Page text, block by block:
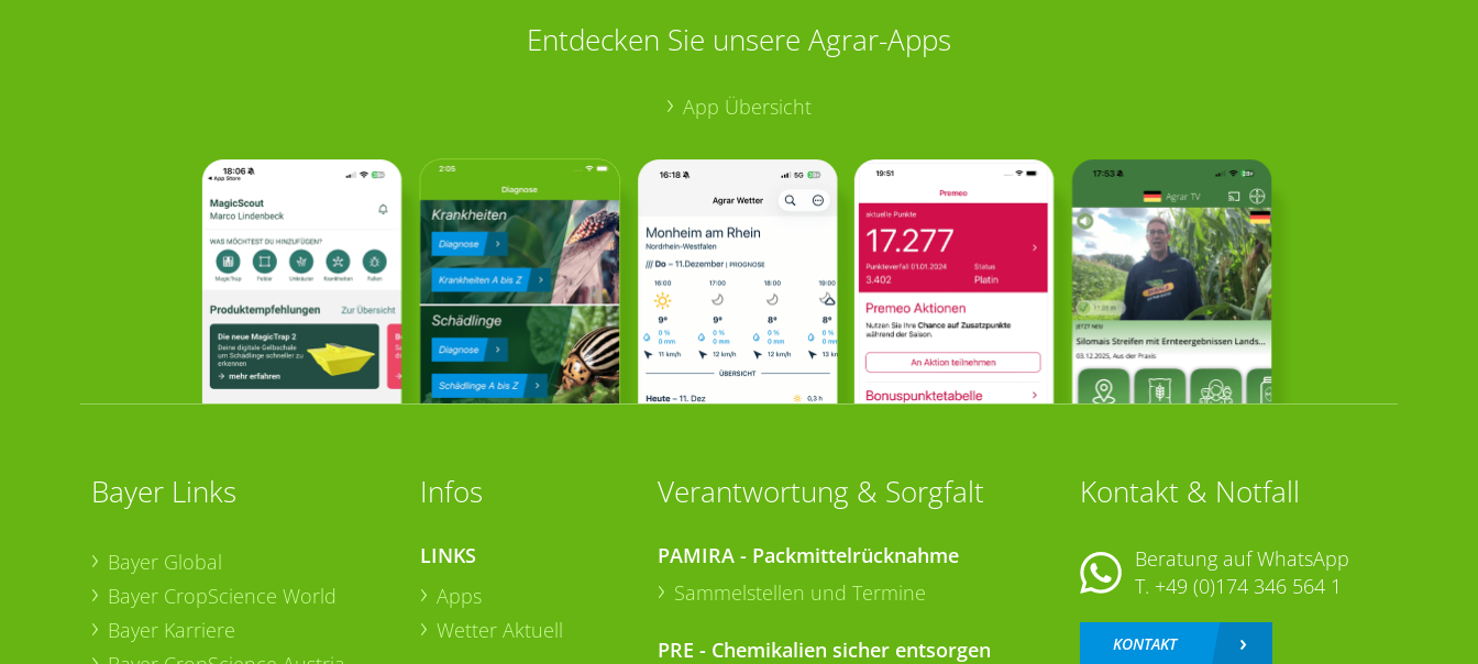
Entdecken Sie unsere Agrar-Apps
App Übersicht
Bayer Links
Bayer Global
Bayer CropScience World
Bayer Karriere
Infos
LINKS
Apps
Wetter Aktuell
Verantwortung & Sorgfalt
PAMIRA - Packmittelrücknahme
Sammelstellen und Termine
PRE - Chemikalien sicher entsorgen
Kontakt & Notfall
Beratung auf WhatsApp
T. +49 (0)174 346 564 1
KONTAKT